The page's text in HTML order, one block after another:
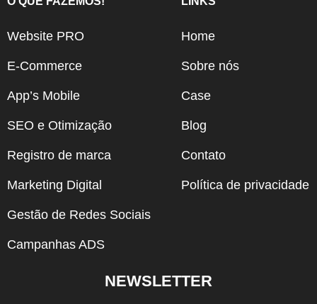
Website PRO
E-Commerce
App’s Mobile
SEO e Otimização
Registro de marca
Marketing Digital
Gestão de Redes Sociais
Campanhas ADS
Home
Sobre nós
Case
Blog
Contato
Política de privacidade
NEWSLETTER